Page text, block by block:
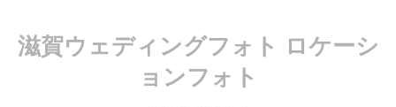
コ
ン
ナ
ビ滋賀ウェディングフォト ロケーシ
ョンフォト